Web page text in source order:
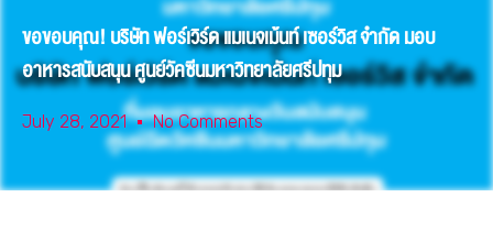
ขอขอบคุณ! บริษัท ฟอร์เวิร์ด แมเนจเม้นท์ เซอร์วิส จำกัด มอบ
อาหารสนับสนุน ศูนย์วัคซีนมหาวิทยาลัยศรีปทุม
July 28, 2021 No Comments